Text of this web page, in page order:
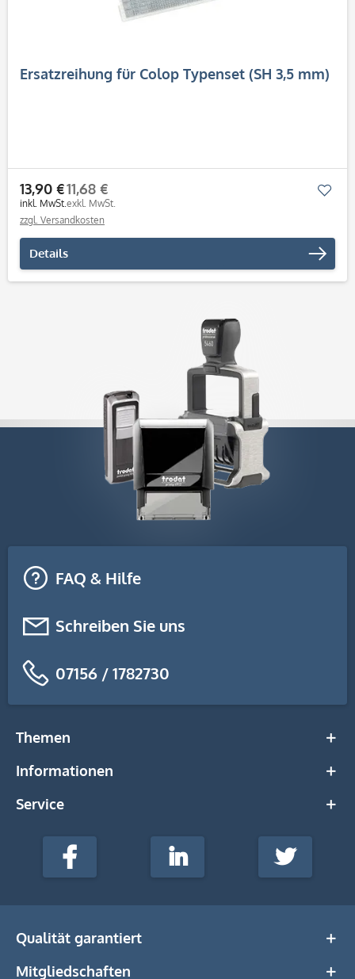
Ersatzreihung für Colop Typenset (SH 3,5 mm)
13,90 €
inkl. MwSt.
11,68 €
exkl. MwSt.
zzgl. Versandkosten
Details
FAQ & Hilfe
Schreiben Sie uns
07156 / 1782730
Themen
Informationen
Service
stempel-
Media
Facebook LinkedIn Twitter
Qualität garantiert
Mitgliedschaften